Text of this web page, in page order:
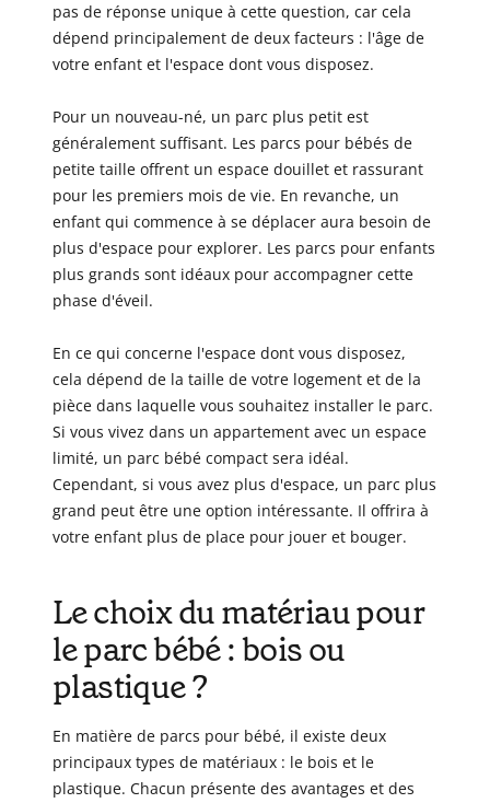
pas de réponse unique à cette question, car cela
dépend principalement de deux facteurs : l'âge de
votre enfant et l'espace dont vous disposez.
Pour un nouveau-né, un parc plus petit est
généralement suffisant. Les parcs pour bébés de
petite taille offrent un espace douillet et rassurant
pour les premiers mois de vie. En revanche, un
enfant qui commence à se déplacer aura besoin de
plus d'espace pour explorer. Les parcs pour enfants
plus grands sont idéaux pour accompagner cette
phase d'éveil.
En ce qui concerne l'espace dont vous disposez,
cela dépend de la taille de votre logement et de la
pièce dans laquelle vous souhaitez installer le parc.
Si vous vivez dans un appartement avec un espace
limité, un parc bébé compact sera idéal.
Cependant, si vous avez plus d'espace, un parc plus
grand peut être une option intéressante. Il offrira à
votre enfant plus de place pour jouer et bouger.
Le choix du matériau pour
le parc bébé : bois ou
plastique ?
En matière de parcs pour bébé, il existe deux
principaux types de matériaux : le bois et le
plastique. Chacun présente des avantages et des